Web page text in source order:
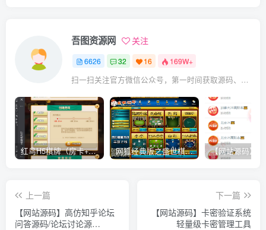
吾图资源网 关注
6626 32 16 169W+
扫一扫关注官方微信公众号，第一时间获取源码、网赚项目资源教程，自媒体等知识干货，让互联网创业赚钱更简单。
红鸟H5棋牌（房卡+金币）全套双模式游戏源码 网狐经典版之盛世棋牌完整游戏源码（包含文档、架设教程、网站、源代码等）
上一篇
【网站源码】高仿知乎论坛
问答源码/论坛讨论源
下一篇
【网站源码】卡密验证系统
轻量级卡密管理工具